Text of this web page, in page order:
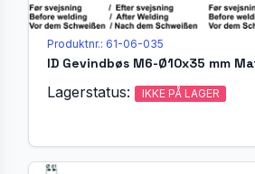
Produktnr.: 61-06-035
Lagerstatus: IKKE PÅ LAGER